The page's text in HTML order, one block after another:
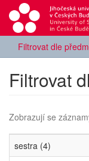
Filtrovat dle
Filtrovat
Zobrazují se
sestra (4)